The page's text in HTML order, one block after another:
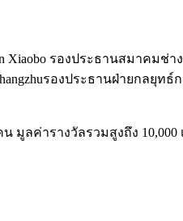
รองประธานสมาคมช่า
รองประธานฝ่ายกลยุท
มูลค่ารางวัลรวมสูงถึง 10,000